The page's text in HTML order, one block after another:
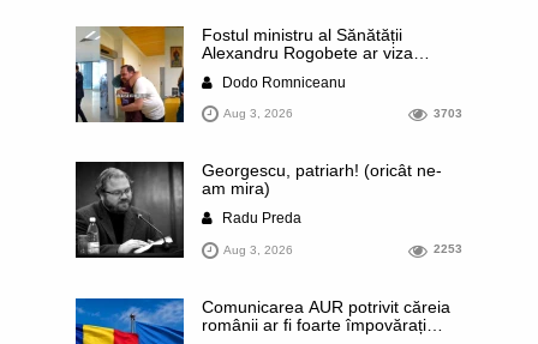
dezvăluite date ultra-personale
ale profesorului, inclusiv
diagnostice și tratamente
Fostul ministru al Sănătății
Alexandru Rogobete ar viza
al orașului Timișoara. Pesedistul
publică imagini demne de Coreea
de Nord cu femei din Timișoara
Dodo Romniceanu
Aug 3, 2026 3703
Georgescu, patriarh! (oricât ne-
am mira)
Radu Preda
Aug 3, 2026 2253
Comunicarea AUR potrivit căreia
românii ar fi foarte împovărați